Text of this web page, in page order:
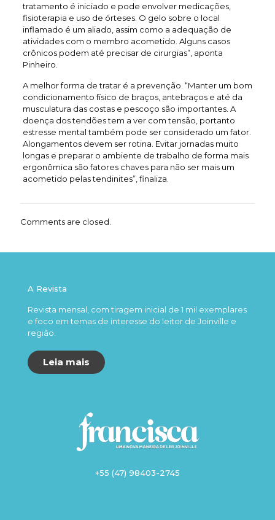
tratamento é iniciado e pode envolver medicações,
fisioterapia e uso de órteses. O gelo sobre o local
inflamado é um aliado, assim como a adequação de
atividades com o membro acometido. Alguns casos
crônicos podem até precisar de cirurgias”, aponta
Pinheiro.
A melhor forma de tratar é a prevenção. “Manter um bom
condicionamento físico de braços, antebraços e até da
musculatura das costas e pescoço são importantes. A
doença dos tendões tem a ver com tensão, portanto
estresse mental também pode ser considerado um fator.
Alongamentos devem ser rotina. Evitar jornadas muito
longas e preparar o ambiente de trabalho de forma mais
ergonômica são fatores chaves para não ser mais um
acometido pelas tendinites”, finaliza.
Comments are closed.
A Revista
Revista mensal, com tiragem inicial de 1 mil exemplares
e foco em temas de interesse do leitor de Joinville e
região.
Leia mais
+55 (47) 98403-2745